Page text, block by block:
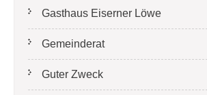
Gasthaus Eiserner Löwe
Gemeinderat
Guter Zweck